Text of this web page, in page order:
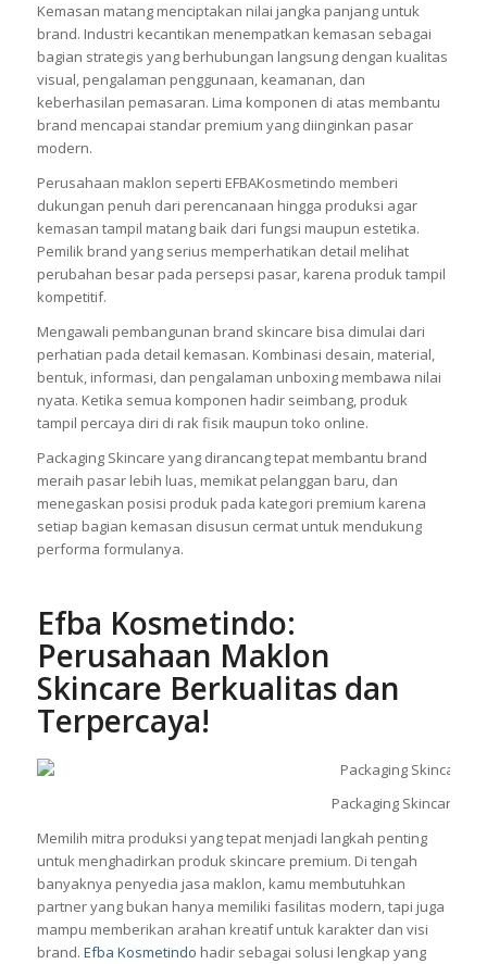
Kemasan matang menciptakan nilai jangka panjang untuk
brand. Industri kecantikan menempatkan kemasan sebagai
bagian strategis yang berhubungan langsung dengan kualitas
visual, pengalaman penggunaan, keamanan, dan
keberhasilan pemasaran. Lima komponen di atas membantu
brand mencapai standar premium yang diinginkan pasar
modern.
Perusahaan maklon seperti EFBAKosmetindo memberi
dukungan penuh dari perencanaan hingga produksi agar
kemasan tampil matang baik dari fungsi maupun estetika.
Pemilik brand yang serius memperhatikan detail melihat
perubahan besar pada persepsi pasar, karena produk tampil
kompetitif.
Mengawali pembangunan brand skincare bisa dimulai dari
perhatian pada detail kemasan. Kombinasi desain, material,
bentuk, informasi, dan pengalaman unboxing membawa nilai
nyata. Ketika semua komponen hadir seimbang, produk
tampil percaya diri di rak fisik maupun toko online.
Packaging Skincare yang dirancang tepat membantu brand
meraih pasar lebih luas, memikat pelanggan baru, dan
menegaskan posisi produk pada kategori premium karena
setiap bagian kemasan disusun cermat untuk mendukung
performa formulanya.
Efba Kosmetindo:
Perusahaan Maklon
Skincare Berkualitas dan
Terpercaya!
Packaging Skincare
Memilih mitra produksi yang tepat menjadi langkah penting
untuk menghadirkan produk skincare premium. Di tengah
banyaknya penyedia jasa maklon, kamu membutuhkan
partner yang bukan hanya memiliki fasilitas modern, tapi juga
mampu memberikan arahan kreatif untuk karakter dan visi
brand. Efba Kosmetindo hadir sebagai solusi lengkap yang